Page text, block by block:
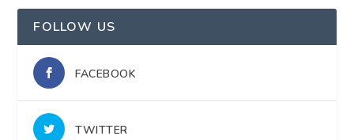
FOLLOW US
FACEBOOK
TWITTER